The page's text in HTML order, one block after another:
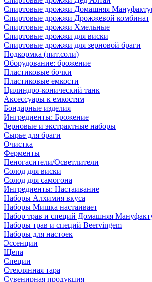
Спиртовые дрожжи Домашняя
Спиртовые дрожжи Дрожжевой комбинат
Спиртовые дрожжи Хмельные
Спиртовые дрожжи для виски
Спиртовые дрожжи для зерновой браги
Подкормка (пит.соли)
Оборудование: брожение
Пластиковые бочки
Пластиковые емкости
Цилиндро-конический танк
Аксессуары к емкостям
Бондарные изделия
Ингредиенты: Брожение
Зерновые и экстрактные наборы
Сырье для браги
Очистка
Ферменты
Пеногасители/Осветлители
Солод для виски
Солод для самогона
Ингредиенты: Настаивание
Наборы Алхимия вкуса
Наборы Мишка настаивает
Набор трав и специй Домашняя
Наборы трав и специй Beervingem
Наборы для настоек
Эссенции
Щепа
Специи
Стеклянная тара
Сувенирная продукция